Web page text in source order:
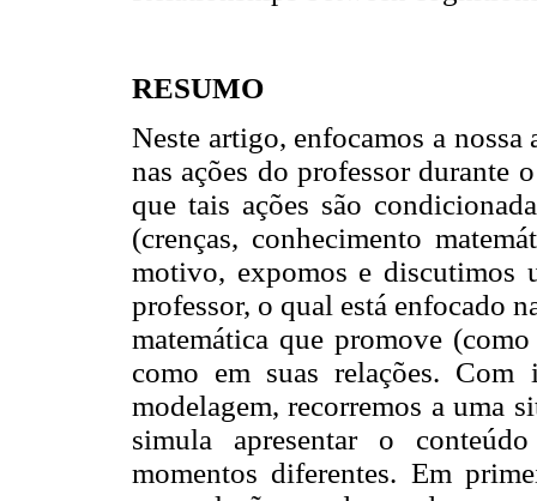
RESUMO
Neste artigo, enfocamos a
nas ações do professor durante
que tais ações são
(crenças, conhecimento
motivo, expomos e discutimos
professor, o qual está enfocado
matemática que promove
como em suas relações.
modelagem, recorremos a uma
simula apresentar o
momentos diferentes. Em